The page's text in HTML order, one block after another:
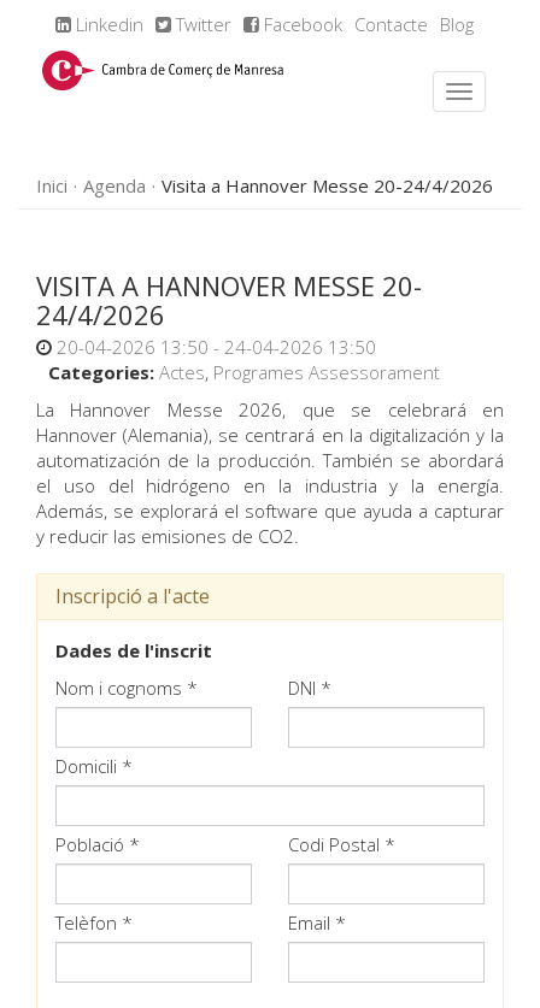
Linkedin Twitter Facebook Contacte Blog
Inici Agenda Visita a Hannover Messe 20-24/4/2026
VISITA A HANNOVER MESSE 20-
24/4/2026
20-04-2026 13:50 - 24-04-2026 13:50
Categories: Actes, Programes Assessorament
La Hannover Messe 2026, que se celebrará en
Hannover (Alemania), se centrará en la digitalización y la
automatización de la producción. También se abordará
el uso del hidrógeno en la industria y la energía.
Además, se explorará el software que ayuda a capturar
y reducir las emisiones de CO2.
Inscripció a l'acte
Dades de l'inscrit
Nom i cognoms *
DNI *
Domicili *
Població * Codi Postal *
Telèfon * Email *